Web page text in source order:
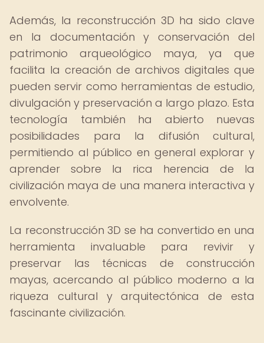
Además, la reconstrucción 3D ha sido clave
en la documentación y conservación del
patrimonio arqueológico maya, ya que
facilita la creación de archivos digitales que
pueden servir como herramientas de estudio,
divulgación y preservación a largo plazo. Esta
tecnología también ha abierto nuevas
posibilidades para la difusión cultural,
permitiendo al público en general explorar y
aprender sobre la rica herencia de la
civilización maya de una manera interactiva y
envolvente.
La reconstrucción 3D se ha convertido en una
herramienta invaluable para revivir y
preservar las técnicas de construcción
mayas, acercando al público moderno a la
riqueza cultural y arquitectónica de esta
fascinante civilización.